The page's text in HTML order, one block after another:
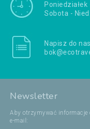
Sobota -
Napisz do
Newsletter
Aby otrzymywać
e-mail: